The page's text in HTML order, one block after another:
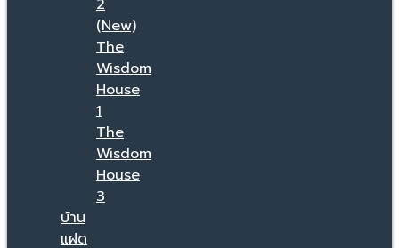
2
(New)
The
Wisdom
House
1
The
Wisdom
House
3
บ้าน
แฝด